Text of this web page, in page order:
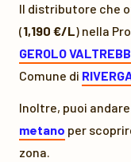
Il distributore che
(1,190 €/L) nella
GEROLO
Comune di
Inoltre, puoi
metano per
zona.